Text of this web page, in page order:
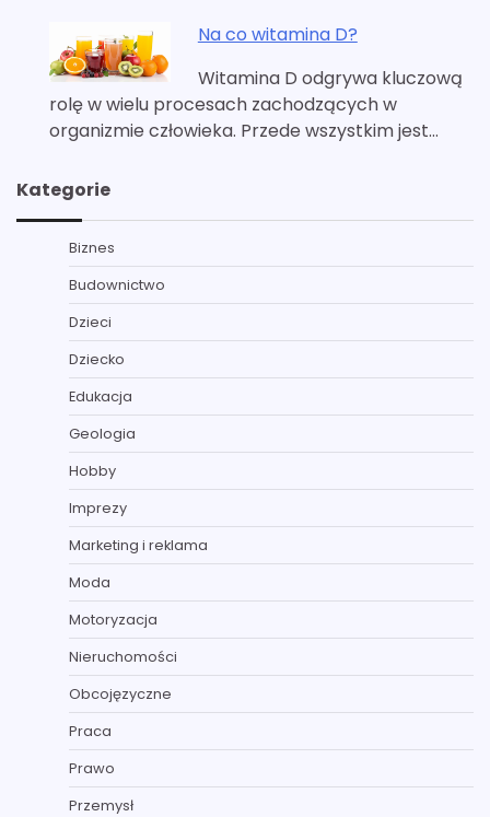
Na co witamina D?
Witamina D odgrywa kluczową
rolę w wielu procesach zachodzących w
organizmie człowieka. Przede wszystkim jest…
Kategorie
Biznes
Budownictwo
Dzieci
Dziecko
Edukacja
Geologia
Hobby
Imprezy
Marketing i reklama
Moda
Motoryzacja
Nieruchomości
Obcojęzyczne
Praca
Prawo
Przemysł